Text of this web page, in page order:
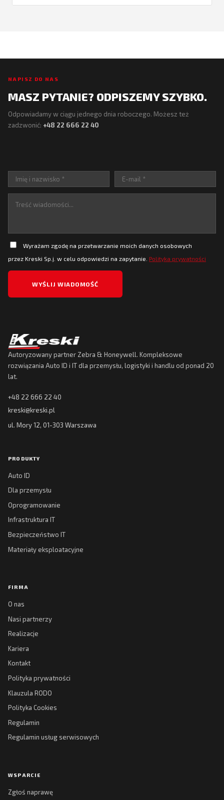
NAPISZ DO NAS
MASZ PYTANIE? ODPISZEMY SZYBKO.
Odpowiadamy w ciągu jednego dnia roboczego. Możesz też
zadzwonić: +48 22 666 22 40
Wyrażam zgodę na przetwarzanie moich danych osobowych
przez Kreski Sp.j. w celu odpowiedzi na zapytanie. Polityka prywatności
Autoryzowany partner Zebra & Honeywell. Kompleksowe
rozwiązania Auto ID i IT dla przemysłu, logistyki i handlu od ponad 20
lat.
+48 22 666 22 40
kreski@kreski.pl
ul. Mory 12, 01-303 Warszawa
PRODUKTY
Auto ID
Dla przemysłu
Oprogramowanie
Infrastruktura IT
Bezpieczeństwo IT
Materiały eksploatacyjne
FIRMA
O nas
Nasi partnerzy
Realizacje
Kariera
Kontakt
Polityka prywatności
Klauzula RODO
Polityka Cookies
Regulamin
Regulamin usług serwisowych
WSPARCIE
Zgłoś naprawę